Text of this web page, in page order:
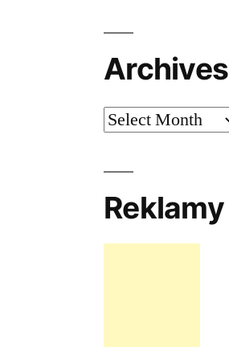
Archives
Archives
Reklamy